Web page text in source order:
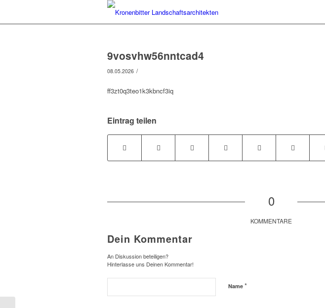
9vosvhw56nntcad4
08.05.2026 /
ff3zt0q3teo1k3kbncf3iq
Eintrag teilen
0
KOMMENTARE
Dein Kommentar
An Diskussion beteiligen?
Hinterlasse uns Deinen Kommentar!
Name *